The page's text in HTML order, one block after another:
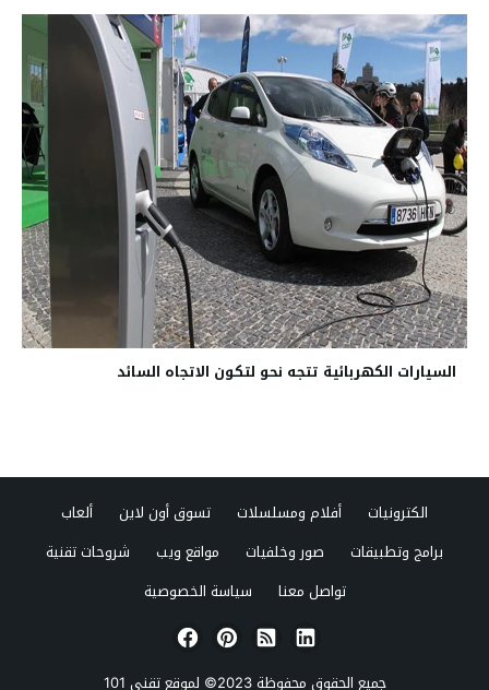
السيارات الكهربائية تتجه نحو لتكون الاتجاه السائد
الكترونيات أفلام ومسلسلات تسوق أون لاين
ألعاب
برامج وتطبيقات
صور وخلفيات مواقع ويب
شروحات تقنية
تواصل معنا
سياسة الخصوصية
جميع الحقوق محفوظة 2023© لموقع تقني 101